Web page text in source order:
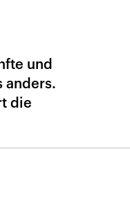
und
anders.
die